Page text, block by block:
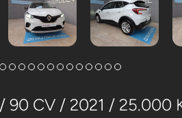
90 CV / 2021 / 25.000